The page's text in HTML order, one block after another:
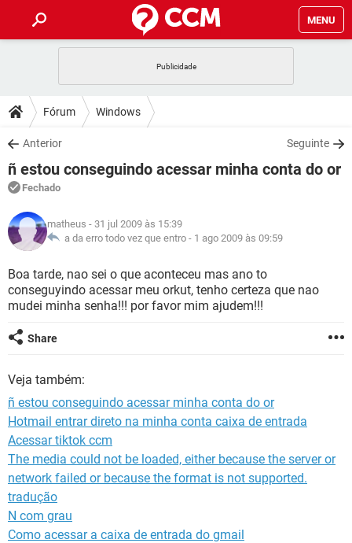
MENU
CELULAR
OUTLOOK
INSTAGRAM GMAIL
GUIA DE COMPRAS
DICAS
JOGOS
OUTLOOK
INSTAGRAM
GUIA DE COMPRAS
DOWNLOADS
JOGOS WHATSAPP
CELULAR
OUTLOOK
INSTAGRAM
GUIA DE COMPRAS
FÓRUM
JOGOS
CELULAR FACEBOOK
INSTAGRAM GMAIL
GLOSSÁRIO
JOGOS
CELULAR FACEBOOK
OUTLOOK EXCEL
INSTAGRAM
Fórum Windows
Anterior Seguinte
ñ estou conseguindo acessar minha conta do or
Fechado
matheus - 31 jul 2009 às 15:39
a da erro todo vez que entro - 1 ago 2009 às 09:59
Boa tarde, nao sei o que aconteceu mas ano to
conseguyindo acessar meu orkut, tenho certeza que nao
mudei minha senha!!! por favor mim ajudem!!!
Share
Veja também:
ñ estou conseguindo acessar minha conta do or
Hotmail entrar direto na minha conta caixa de entrada
Acessar tiktok ccm
The media could not be loaded, either because the server or
network failed or because the format is not supported.
tradução
N com grau
Como acessar a caixa de entrada do gmail